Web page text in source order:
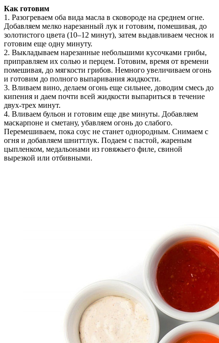
Как готовим
1. Разогреваем оба вида масла в сковороде на среднем огне.
Добавляем мелко нарезанный лук и готовим, помешивая, до
золотистого цвета (10–12 минут), затем выдавливаем чеснок и
готовим еще одну минуту.
2. Выкладываем нарезанные небольшими кусочками грибы,
приправляем их солью и перцем. Готовим, время от времени
помешивая, до мягкости грибов. Немного увеличиваем огонь
и готовим до полного выпаривания жидкости.
3. Вливаем вино, делаем огонь еще сильнее, доводим смесь до
кипения и даем почти всей жидкости выпариться в течение
двух-трех минут.
4. Вливаем бульон и готовим еще две минуты. Добавляем
маскарпоне и сметану, убавляем огонь до слабого.
Перемешиваем, пока соус не станет однородным. Снимаем с
огня и добавляем шниттлук. Подаем с пастой, жареным
цыпленком, медальонами из говяжьего филе, свиной
вырезкой или отбивными.